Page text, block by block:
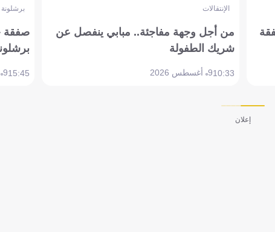
الإنتقالات
من أجل وجهة مفاجئة.. مبابي ينفصل عن
شريك الطفولة
10:339 أغسطس 2026
برشلونة
صفقة
15:459 أغسطس 2026
إعلان